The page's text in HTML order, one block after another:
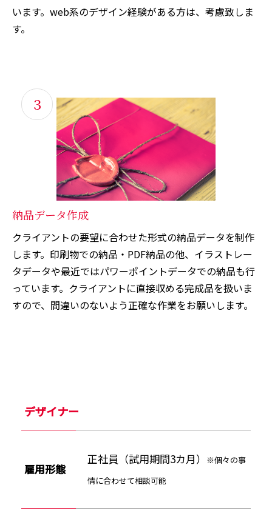
います。web系のデザイン経験がある方は、考慮致しま
す。
3
納品データ作成
クライアントの要望に合わせた形式の納品データを制作
します。印刷物での納品・PDF納品の他、イラストレー
タデータや最近ではパワーポイントデータでの納品も行
っています。クライアントに直接収める完成品を扱いま
すので、間違いのないよう正確な作業をお願いします。
デザイナー
雇用形態
正社員（試用期間3カ月）
※個々の事
情に合わせて相談可能